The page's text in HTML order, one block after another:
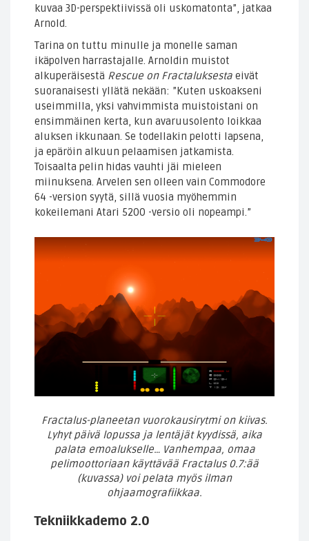
kuvaa 3D-perspektiivissä oli uskomatonta”, jatkaa
Arnold.
Tarina on tuttu minulle ja monelle saman
ikäpolven harrastajalle. Arnoldin muistot
alkuperäisestä Rescue on Fractaluksesta eivät
suoranaisesti yllätä nekään: ”Kuten uskoakseni
useimmilla, yksi vahvimmista muistoistani on
ensimmäinen kerta, kun avaruusolento loikkaa
aluksen ikkunaan. Se todellakin pelotti lapsena,
ja epäröin alkuun pelaamisen jatkamista.
Toisaalta pelin hidas vauhti jäi mieleen
miinuksena. Arvelen sen olleen vain Commodore
64 -version syytä, sillä vuosia myöhemmin
kokeilemani Atari 5200 -versio oli nopeampi.”
Fractalus-planeetan vuorokausirytmi on kiivas.
Lyhyt päivä lopussa ja lentäjät kyydissä, aika
palata emoalukselle… Vanhempaa, omaa
pelimoottoriaan käyttävää Fractalus 0.7:ää
(kuvassa) voi pelata myös ilman
ohjaamografiikkaa.
Tekniikkademo 2.0